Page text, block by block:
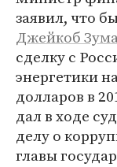
заявил, что
Джейкоб
сделку с
энергетики
долларов в
дал в ходе
делу о
главы